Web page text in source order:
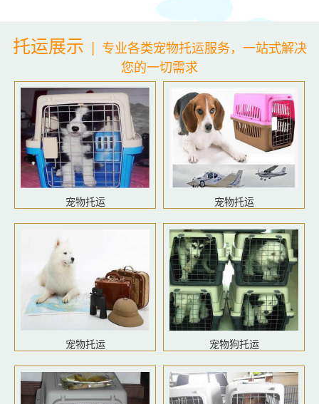
托运展示 | 专业各类宠物托运服务，一站式解决
您的一切需求
宠物托运 宠物托运
宠物托运 宠物狗托运